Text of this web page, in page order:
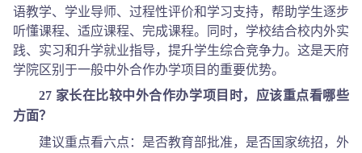
语教学、学业导师、过程性评价和学习支持，帮助学生逐步
听懂课程、适应课程、完成课程。同时，学校结合校内外实
践、实习和升学就业指导，提升学生综合竞争力。这是天府
学院区别于一般中外合作办学项目的重要优势。
27 家长在比较中外合作办学项目时，应该重点看哪些
方面？
建议重点看六点：是否教育部批准，是否国家统招，外